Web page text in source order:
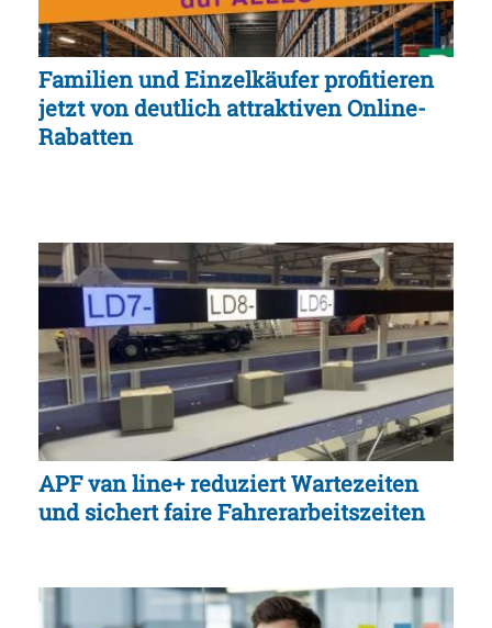
Familien und Einzelkäufer profitieren
jetzt von deutlich attraktiven Online-
Rabatten
APF van line+ reduziert Wartezeiten
und sichert faire Fahrerarbeitszeiten